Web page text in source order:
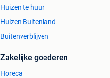
Huizen te huur
Huizen Buitenland
Buitenverblijven
Zakelijke goederen
Horeca